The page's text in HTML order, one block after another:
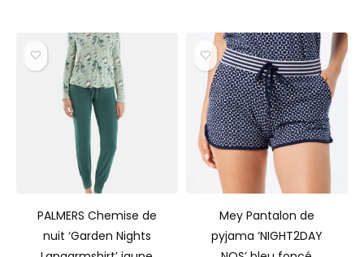
PALMERS Chemise de
nuit ‘Garden Nights
Mey Pantalon de
pyjama ‘NIGHT2DAY